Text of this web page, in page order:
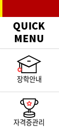
QUICK
MENU
장학안내
자격증관리